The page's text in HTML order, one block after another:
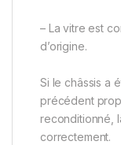
– La vitre est
d’origine.
Si le châssis a
précédent
reconditionné,
correctement.